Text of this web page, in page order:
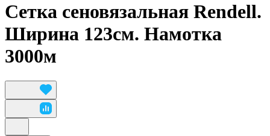
Сетка сеновязальная Rendell.
Ширина 123см. Намотка
3000м